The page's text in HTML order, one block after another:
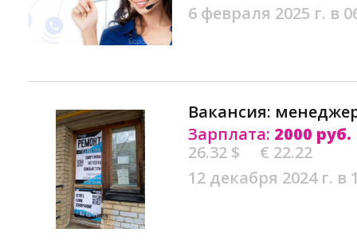
6 февраля 2025 г. в
Вакансия:
Зарплата: 2000 руб.
26.32 $
€ 22.22
12 декабря 2024 г. в